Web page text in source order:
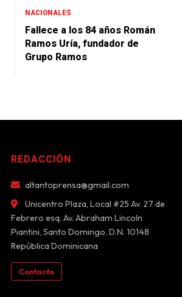
NACIONALES
Fallece a los 84 años Román
Ramos Uría, fundador de
Grupo Ramos
REDACCIÓN
altantoprensa@gmail.com
Unicentro Plaza, Local #25 Av. 27 de
Febrero esq. Av. Abraham Lincoln
Piantini, Santo Domingo, D.N. 10148
República Dominicana
Contacto